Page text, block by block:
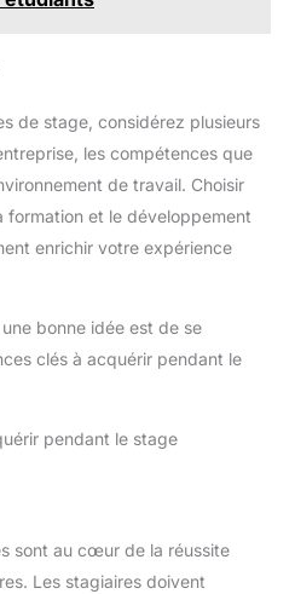
de stage, considérez plusieurs
les compétences que
de travail. Choisir
formation et le développement
enrichir votre expérience
bonne idée est de se
clés à acquérir pendant le
pendant le stage
sont au cœur de la réussite
Les stagiaires doivent